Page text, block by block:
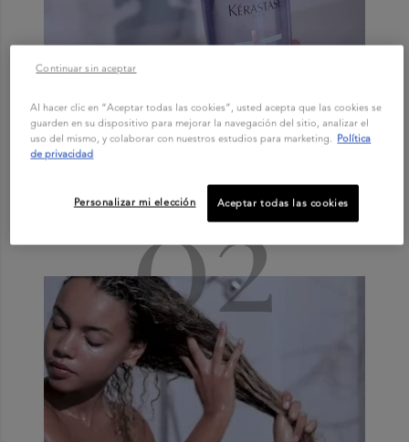
Lava diario tu cabello con Bain Lumière
para hidratar e iluminar mechas doradas.
02
Al hacer clic en “Aceptar todas las cookies”, usted acepta que las cookies se
guarden en su dispositivo para mejorar la navegación del sitio, analizar el
uso del mismo, y colaborar con nuestros estudios para marketing. Política
de privacidad
Aceptar todas las cookies
Personalizar mi elección
Continuar sin aceptar